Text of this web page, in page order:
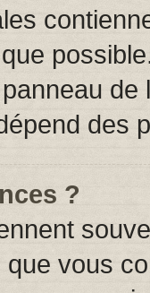
de
des
?
vous